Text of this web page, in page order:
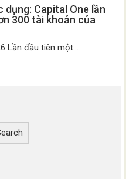
dụng: Capital One lần
300 tài khoản của
Lần đầu tiên một...